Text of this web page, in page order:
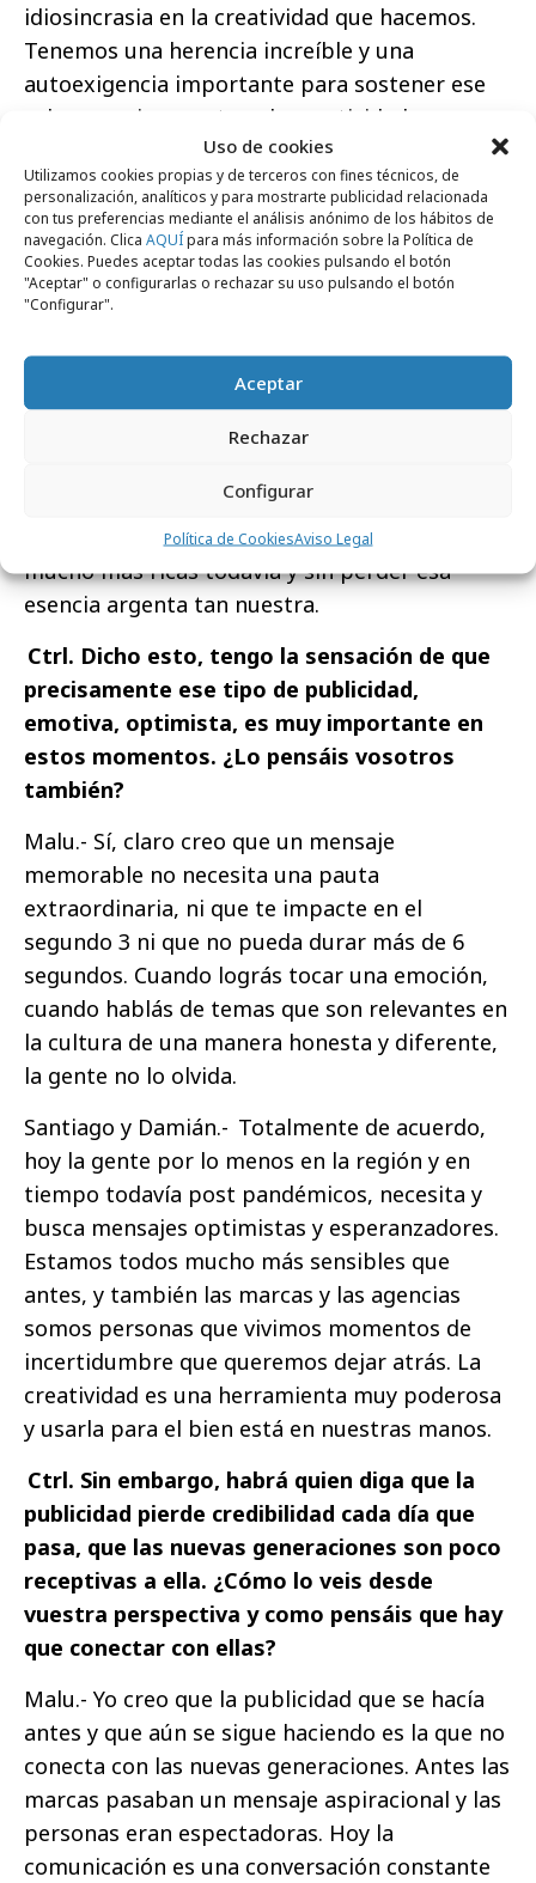
Uso de cookies
Utilizamos cookies propias y de terceros con fines técnicos, de
personalización, analíticos y para mostrarte publicidad relacionada
con tus preferencias mediante el análisis anónimo de los hábitos de
navegación. Clica AQUÍpara más información sobre la Política de
Cookies. Puedes aceptar todas las cookies pulsando el botón
"Aceptar" o configurarlas o rechazar su uso pulsando el botón
"Configurar".
Aceptar
Rechazar
Configurar
Política de CookiesAviso Legal
idiosincrasia en la creatividad que hacemos.
Tenemos una herencia increíble y una
autoexigencia importante para sostener ese
valor que siempre tuvo la creatividad
argentina. Los argentinos somos apasionados,
buscas, “chamuyeros” y un poco agrandados,
todo eso se ve en nuestra publicidad también.
Santiago y Damián.- Si, la creatividad
argentina, sin lugar a dudas, tiene su estilo
cambió un poco, ya que la mayoría de las
agencias cuentan en sus equipos con personas
de distintos países del mundo. A nuestro
en HOY Buenos Aires by Havas esta diversidad,
nos permite lograr campañas sorprendentes,
mucho más ricas todavía y sin perder esa
esencia argenta tan nuestra.
Ctrl. Dicho esto, tengo la sensación de que
precisamente ese tipo de publicidad,
emotiva, optimista, es muy importante en
estos momentos. ¿Lo pensáis vosotros
también?
Malu.- Sí, claro creo que un mensaje
memorable no necesita una pauta
extraordinaria, ni que te impacte en el
segundo 3 ni que no pueda durar más de 6
segundos. Cuando lográs tocar una emoción,
cuando hablás de temas que son relevantes en
la cultura de una manera honesta y diferente,
la gente no lo olvida.
Santiago y Damián.- Totalmente de acuerdo,
hoy la gente por lo menos en la región y en
tiempo todavía post pandémicos, necesita y
busca mensajes optimistas y esperanzadores.
Estamos todos mucho más sensibles que
antes, y también las marcas y las agencias
somos personas que vivimos momentos de
incertidumbre que queremos dejar atrás. La
creatividad es una herramienta muy poderosa
y usarla para el bien está en nuestras manos.
Ctrl. Sin embargo, habrá quien diga que la
publicidad pierde credibilidad cada día que
pasa, que las nuevas generaciones son poco
receptivas a ella. ¿Cómo lo veis desde
vuestra perspectiva y como pensáis que hay
que conectar con ellas?
Malu.- Yo creo que la publicidad que se hacía
antes y que aún se sigue haciendo es la que no
conecta con las nuevas generaciones. Antes las
marcas pasaban un mensaje aspiracional y las
personas eran espectadoras. Hoy la
comunicación es una conversación constante